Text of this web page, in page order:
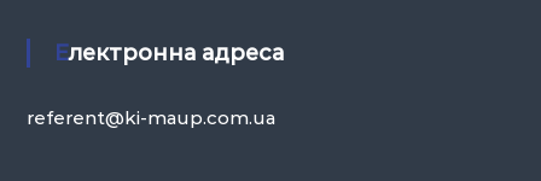
Електронна адреса
referent@ki-maup.com.ua